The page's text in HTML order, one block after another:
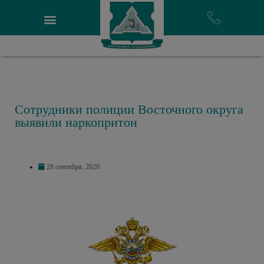
Сотрудники полиции Восточного округа
выявили наркопритон
28 сентября, 2020